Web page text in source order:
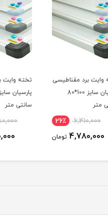
26٪
تومان
تخته وایت برد مقناطیسی
پارسیان سایز 120*90
10,380,000 27٪
7,670,000 تومان